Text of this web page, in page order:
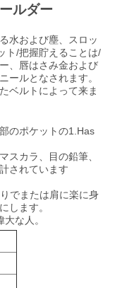
ルダー
水および塵、スロッ
ト/把握貯えることは/
、唇はさみ金および
ールとなされます。
ベルトによって来ま
のポケットの1.Has
スカラ、目の鉛筆、
されています
でまたは肩に楽に身
します。
大な人。